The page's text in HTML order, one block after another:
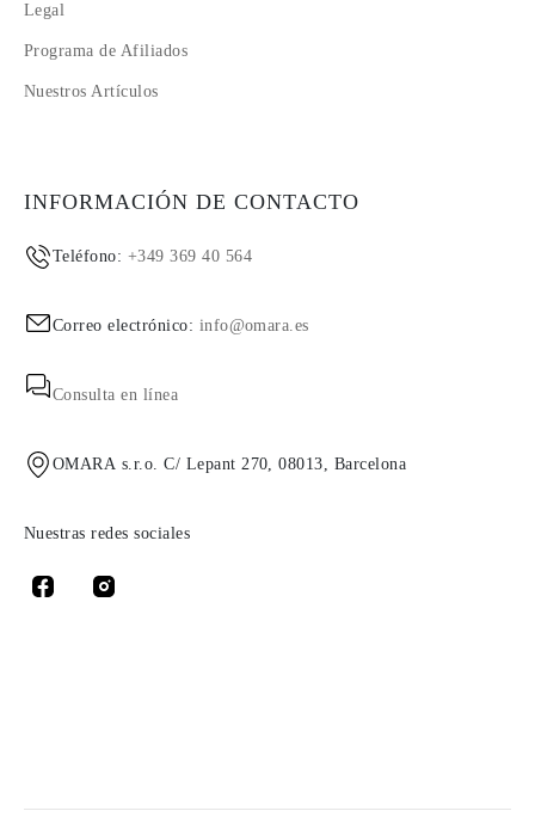
Legal
Programa de Afiliados
Nuestros Artículos
INFORMACIÓN DE CONTACTO
Teléfono: +349 369 40 564
Correo electrónico: info@omara.es
Consulta en línea
OMARA s.r.o. C/ Lepant 270, 08013, Barcelona
Nuestras redes sociales